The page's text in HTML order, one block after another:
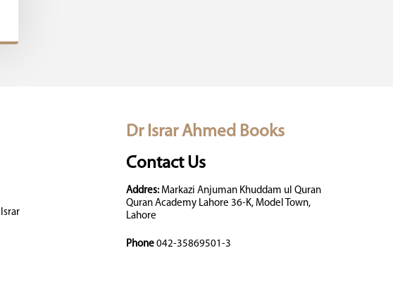
Dr Israr Ahmed Books
Contact Us
Addres:Markazi Anjuman Khuddam ul Quran
Quran Academy Lahore 36-K, Model Town,
Lahore
Phone 042-35869501-3